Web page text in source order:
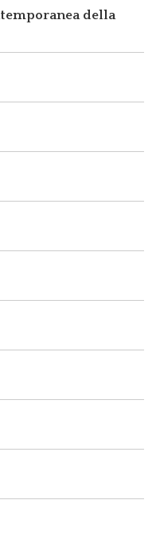
della